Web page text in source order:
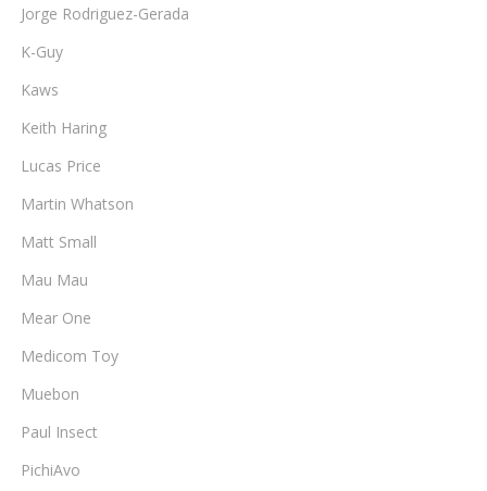
Jorge Rodriguez-Gerada
K-Guy
Kaws
Keith Haring
Lucas Price
Martin Whatson
Matt Small
Mau Mau
Mear One
Medicom Toy
Muebon
Paul Insect
PichiAvo